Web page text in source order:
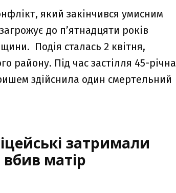
який закінчився умисним
до п’ятнадцяти років
Подія сталась 2 квітня,
району. Під час застілля 45-річна
здійснила один смертельний
затримали
матір